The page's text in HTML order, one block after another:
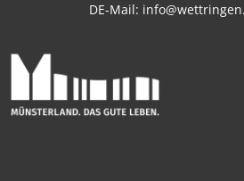
DE-Mail: